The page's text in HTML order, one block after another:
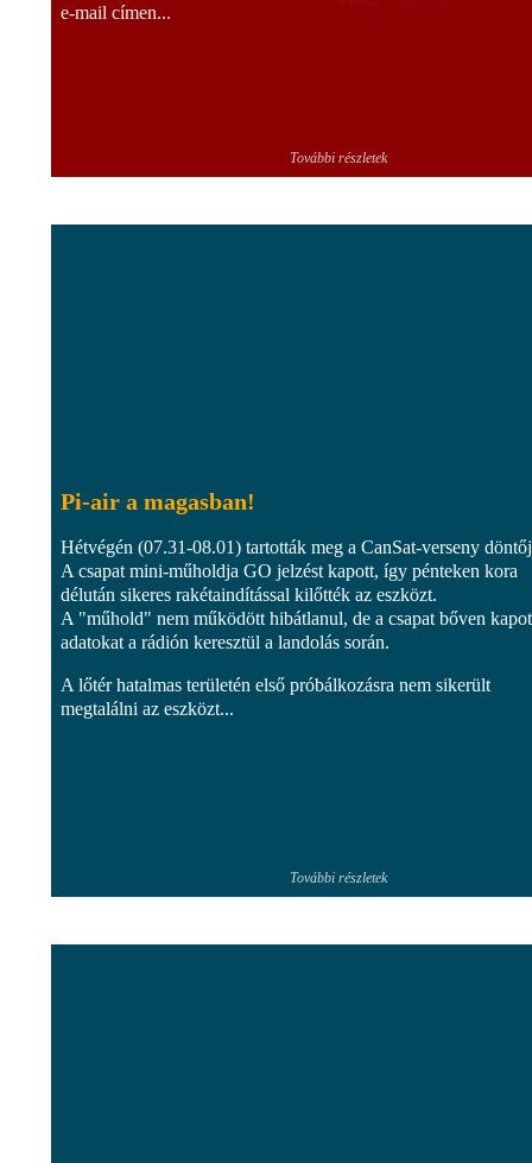
e-mail címen...
További részletek
Pi-air a magasban!
Hétvégén (07.31-08.01) tartották meg a CanSat-verseny
A csapat mini-műholdja GO jelzést kapott, így pénteken kora
délután sikeres rakétaindítással kilőtték az eszközt.
A "műhold" nem működött hibátlanul, de a csapat bőven
adatokat a rádión keresztül a landolás során.
A lőtér hatalmas területén első próbálkozásra nem sikerült
megtalálni az eszközt...
További részletek